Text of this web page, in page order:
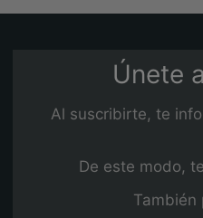
Únete
Al suscribirte, te
De este modo,
También